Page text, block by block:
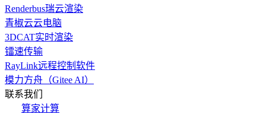
Renderbus瑞云渲染
青椒云云电脑
3DCAT实时渲染
镭速传输
RayLink远程控制软件
模力方舟（Gitee AI）
联系我们
算家计算